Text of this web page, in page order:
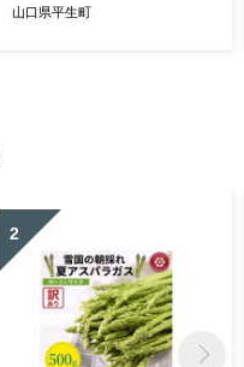
山口県平生町
2